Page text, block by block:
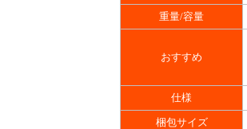
重量/容量
おすすめ
仕様
梱包サイズ